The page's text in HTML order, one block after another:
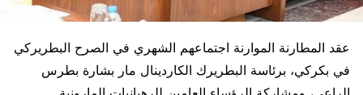
عقد المطارنة الموارنة اجتماعهم الشهري في الصرح البطريركي
في بكركي، برئاسة البطريرك الكاردينال مار بشارة بطرس